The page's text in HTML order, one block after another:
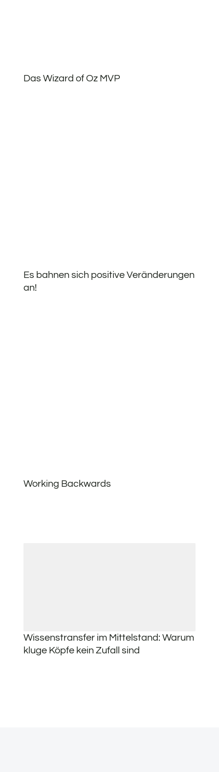
Das Wizard of Oz MVP
Es bahnen sich positive Veränderungen
an!
Working Backwards
Wissenstransfer im Mittelstand: Warum
kluge Köpfe kein Zufall sind